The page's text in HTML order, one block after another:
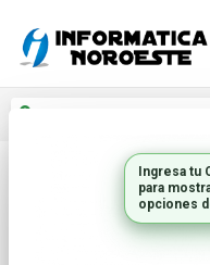
Discos Hdd Y Ssd